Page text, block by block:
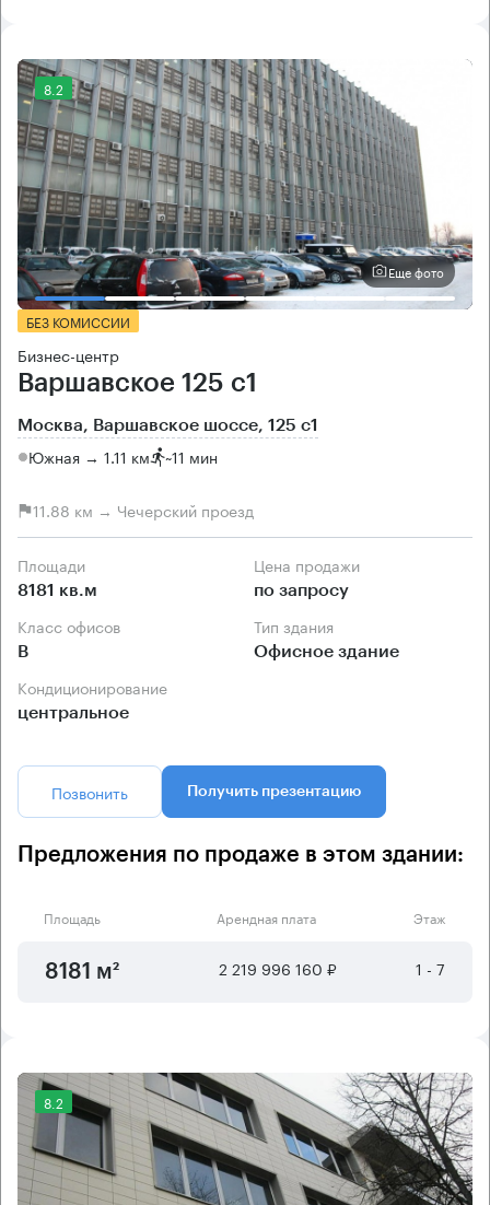
8.2
Еще фото
БЕЗ КОМИССИИ
Бизнес-центр
Варшавское 125 с1
Москва, Варшавское шоссе, 125 с1
Южная → 1.11 км ~11 мин
11.88 км → Чечерский проезд
Площади
8181 кв.м
Цена продажи
по запросу
Класс офисов
B
Тип здания
Офисное здание
Кондиционирование
центральное
Позвонить Получить презентацию
Предложения по продаже в этом здании:
Площадь Арендная плата Этаж
8181 м² 2 219 996 160 ₽ 1 - 7
8.2